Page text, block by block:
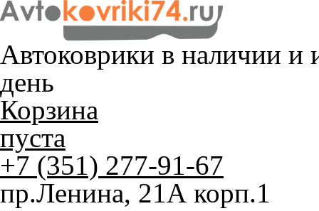
Автоковрики в наличии и
день
Корзина
пуста
+7 (351) 277-91-67
пр.Ленина, 21А корп.1